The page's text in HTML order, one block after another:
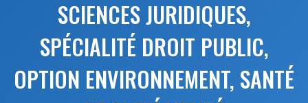
SCIENCES JURIDIQUES,
SPÉCIALITÉ DROIT PUBLIC,
OPTION ENVIRONNEMENT, SANTÉ